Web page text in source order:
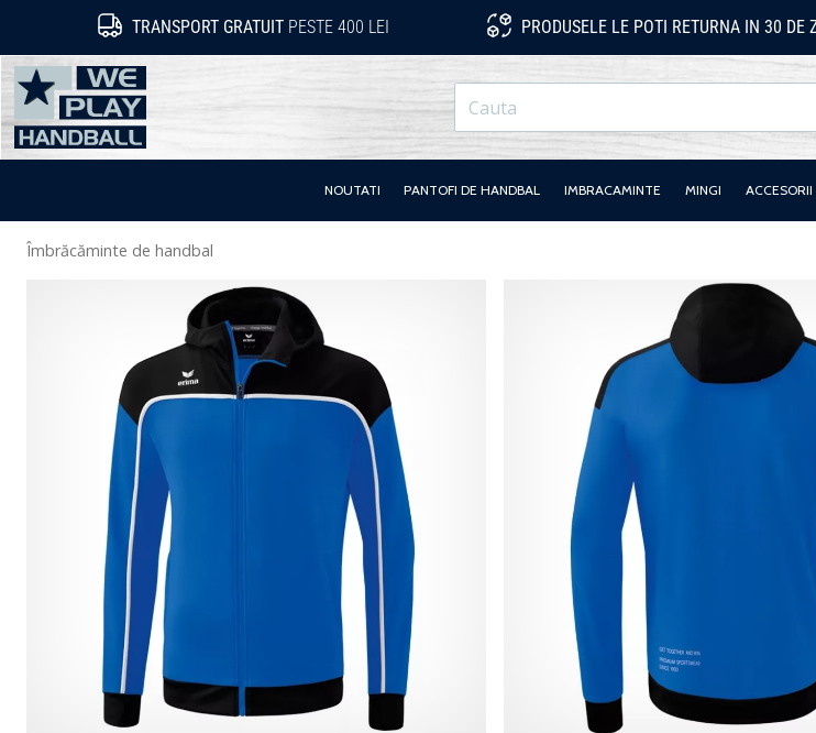
TRANSPORT GRATUITPESTE 400 LEI PRODUSELE LE POTI RETURNA IN 30 DE
WePlayHandball.ro
NOUTATI PANTOFI DE HANDBAL IMBRACAMINTE MINGI ACCESORII
Îmbrăcăminte de handbal